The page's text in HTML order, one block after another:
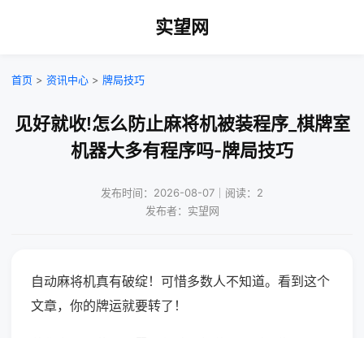
实望网
首页 > 资讯中心 > 牌局技巧
见好就收!怎么防止麻将机被装程序_棋牌室
机器大多有程序吗-牌局技巧
发布时间：2026-08-07｜阅读：2
发布者：实望网
自动麻将机真有破绽！可惜多数人不知道。看到这个
文章，你的牌运就要转了！